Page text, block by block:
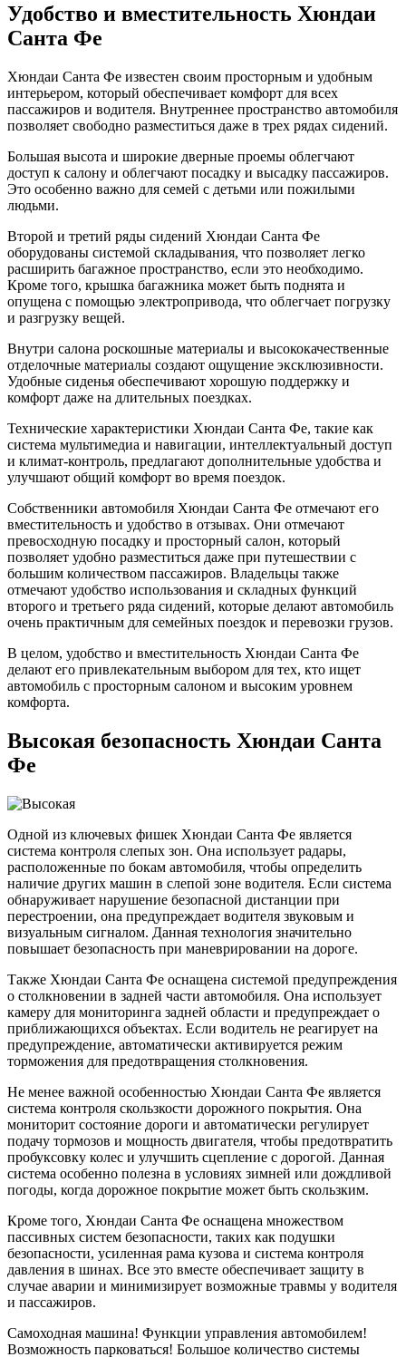
Удобство и вместительность Хюндаи
Санта Фе
Хюндаи Санта Фе известен своим просторным и удобным
интерьером, который обеспечивает комфорт для всех
пассажиров и водителя. Внутреннее пространство автомобиля
позволяет свободно разместиться даже в трех рядах сидений.
Большая высота и широкие дверные проемы облегчают
доступ к салону и облегчают посадку и высадку пассажиров.
Это особенно важно для семей с детьми или пожилыми
людьми.
Второй и третий ряды сидений Хюндаи Санта Фе
оборудованы системой складывания, что позволяет легко
расширить багажное пространство, если это необходимо.
Кроме того, крышка багажника может быть поднята и
опущена с помощью электропривода, что облегчает погрузку
и разгрузку вещей.
Внутри салона роскошные материалы и высококачественные
отделочные материалы создают ощущение эксклюзивности.
Удобные сиденья обеспечивают хорошую поддержку и
комфорт даже на длительных поездках.
Технические характеристики Хюндаи Санта Фе, такие как
система мультимедиа и навигации, интеллектуальный доступ
и климат-контроль, предлагают дополнительные удобства и
улучшают общий комфорт во время поездок.
Собственники автомобиля Хюндаи Санта Фе отмечают его
вместительность и удобство в отзывах. Они отмечают
превосходную посадку и просторный салон, который
позволяет удобно разместиться даже при путешествии с
большим количеством пассажиров. Владельцы также
отмечают удобство использования и складных функций
второго и третьего ряда сидений, которые делают автомобиль
очень практичным для семейных поездок и перевозки грузов.
В целом, удобство и вместительность Хюндаи Санта Фе
делают его привлекательным выбором для тех, кто ищет
автомобиль с просторным салоном и высоким уровнем
комфорта.
Высокая безопасность Хюндаи Санта
Фе
Одной из ключевых фишек Хюндаи Санта Фе является
система контроля слепых зон. Она использует радары,
расположенные по бокам автомобиля, чтобы определить
наличие других машин в слепой зоне водителя. Если система
обнаруживает нарушение безопасной дистанции при
перестроении, она предупреждает водителя звуковым и
визуальным сигналом. Данная технология значительно
повышает безопасность при маневрировании на дороге.
Также Хюндаи Санта Фе оснащена системой предупреждения
о столкновении в задней части автомобиля. Она использует
камеру для мониторинга задней области и предупреждает о
приближающихся объектах. Если водитель не реагирует на
предупреждение, автоматически активируется режим
торможения для предотвращения столкновения.
Не менее важной особенностью Хюндаи Санта Фе является
система контроля скользкости дорожного покрытия. Она
мониторит состояние дороги и автоматически регулирует
подачу тормозов и мощность двигателя, чтобы предотвратить
пробуксовку колес и улучшить сцепление с дорогой. Данная
система особенно полезна в условиях зимней или дождливой
погоды, когда дорожное покрытие может быть скользким.
Кроме того, Хюндаи Санта Фе оснащена множеством
пассивных систем безопасности, таких как подушки
безопасности, усиленная рама кузова и система контроля
давления в шинах. Все это вместе обеспечивает защиту в
случае аварии и минимизирует возможные травмы у водителя
и пассажиров.
Самоходная машина! Функции управления автомобилем!
Возможность парковаться! Большое количество системы